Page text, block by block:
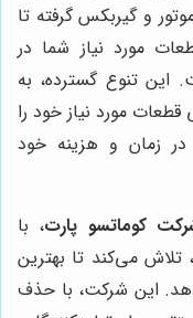
و گیربکس گرفته تا
مورد نیاز شما در
این تنوع گسترده، به
مورد نیاز خود را
زمان و هزینه خود
کوماتسو پارت، با
تلاش می‌کند تا بهترین
دهد. این شرکت، با حذف